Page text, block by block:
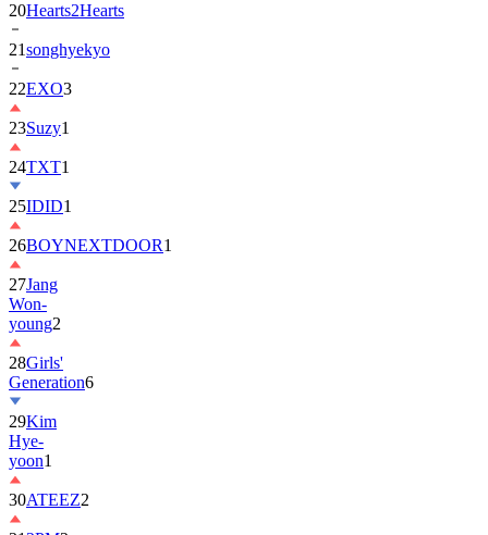
20Hearts2Hearts
21songhyekyo
22EXO3
23Suzy1
24TXT1
25IDID1
26BOYNEXTDOOR1
27Jang
Won-
young2
28Girls'
Generation6
29Kim
Hye-
yoon1
30ATEEZ2